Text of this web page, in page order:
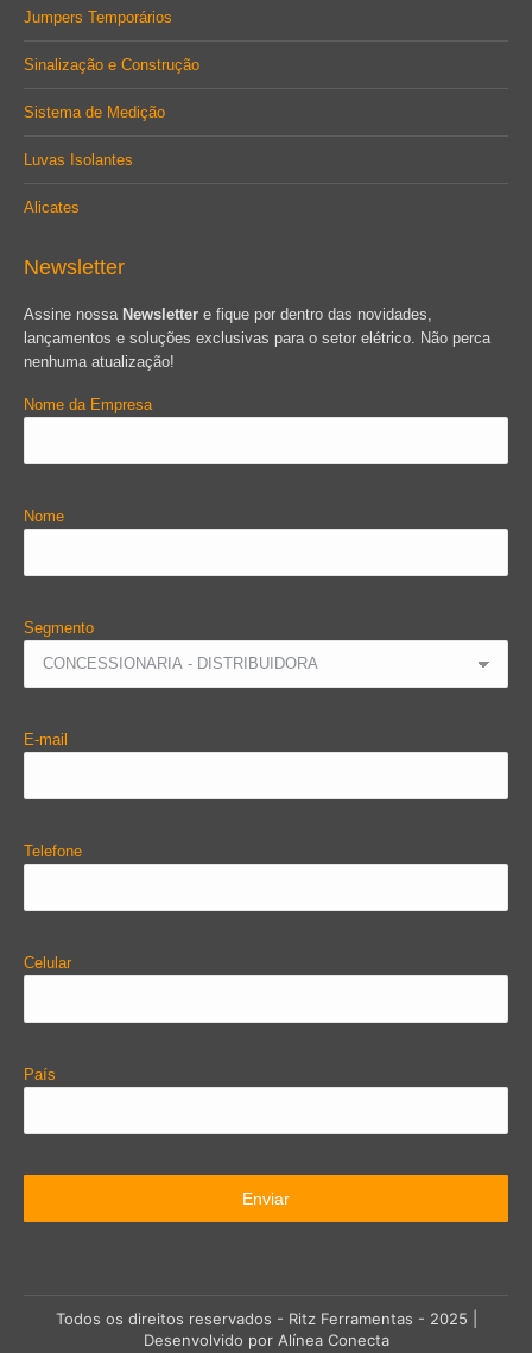
Jumpers Temporários
Sinalização e Construção
Sistema de Medição
Luvas Isolantes
Alicates
Newsletter
Assine nossa Newsletter e fique por dentro das novidades,
lançamentos e soluções exclusivas para o setor elétrico. Não perca
nenhuma atualização!
Nome da Empresa
Nome
Segmento
E-mail
Telefone
Celular
País
Todos os direitos reservados - Ritz Ferramentas - 2025 |
Desenvolvido por Alínea Conecta